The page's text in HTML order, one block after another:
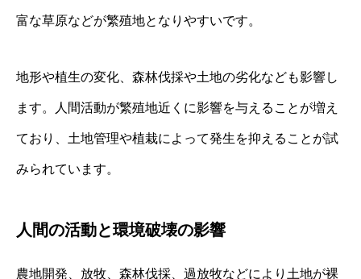
富な草原などが繁殖地となりやすいです。
地形や植生の変化、森林伐採や土地の劣化なども影響し
ます。人間活動が繁殖地近くに影響を与えることが増え
ており、土地管理や植栽によって発生を抑えることが試
みられています。
人間の活動と環境破壊の影響
農地開発、放牧、森林伐採、過放牧などにより土地が裸